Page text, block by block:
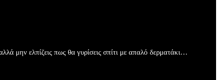
μην ελπίζεις πως θα γυρίσεις σπίτι με απαλό δερματάκι…